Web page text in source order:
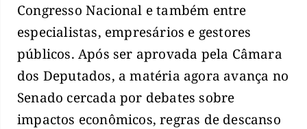
Congresso Nacional e também entre
especialistas, empresários e gestores
públicos. Após ser aprovada pela Câmara
dos Deputados, a matéria agora avança no
Senado cercada por debates sobre
impactos econômicos, regras de descanso